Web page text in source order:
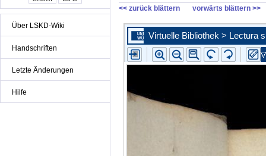
Über LSKD-Wiki
Handschriften
Letzte Änderungen
Hilfe
<< zurück blättern vorwärts blättern >>